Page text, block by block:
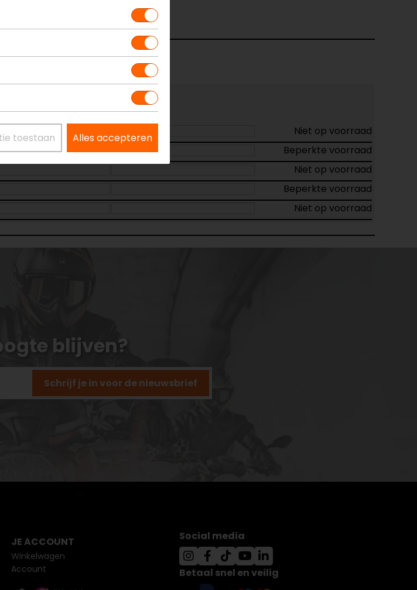
Niet op voorraad
Beperkte voorraad
Niet op voorraad
Beperkte voorraad
Niet op voorraad
blijven?
Schrijf je in voor de nieuwsbrief
toestaan Alles accepteren
JE ACCOUNT
Winkelwagen
Account
Social media
Betaal snel en veilig